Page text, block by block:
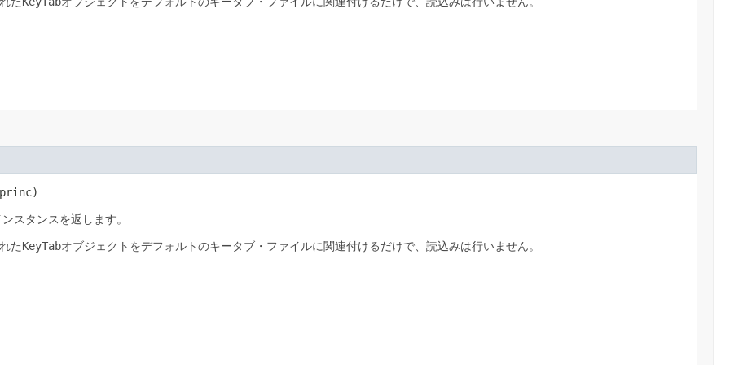
スタンスを返します。
たKeyTabオブジェクトをデフォルトのキータブ・ファイルに関連付けるだけで、読込みは行いません。